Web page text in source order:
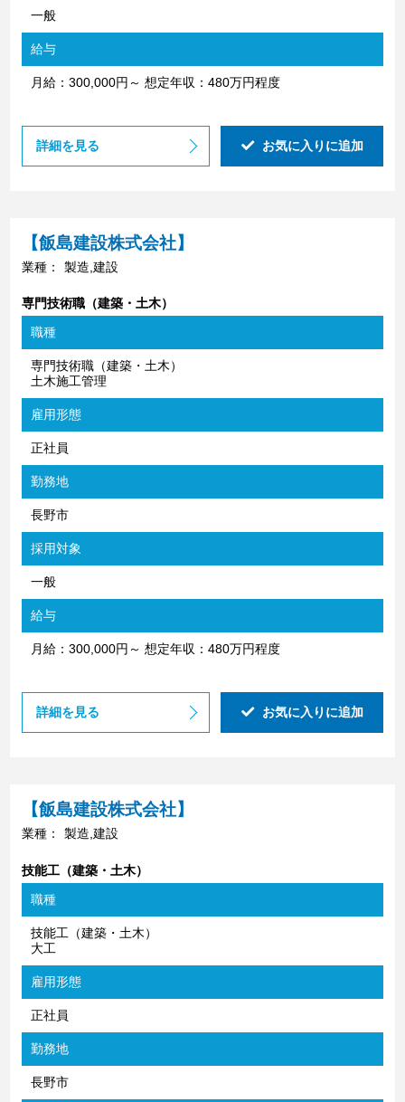
一般
給与
月給：300,000円～ 想定年収：480万円程度
詳細を見る お気に入りに追加
【飯島建設株式会社】
業種： 製造,建設
専門技術職（建築・土木）
職種
専門技術職（建築・土木）
土木施工管理
雇用形態
正社員
勤務地
長野市
採用対象
一般
給与
月給：300,000円～ 想定年収：480万円程度
詳細を見る お気に入りに追加
【飯島建設株式会社】
業種： 製造,建設
技能工（建築・土木）
職種
技能工（建築・土木）
大工
雇用形態
正社員
勤務地
長野市